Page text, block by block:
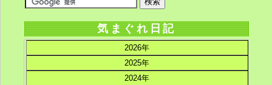
気まぐれ日記